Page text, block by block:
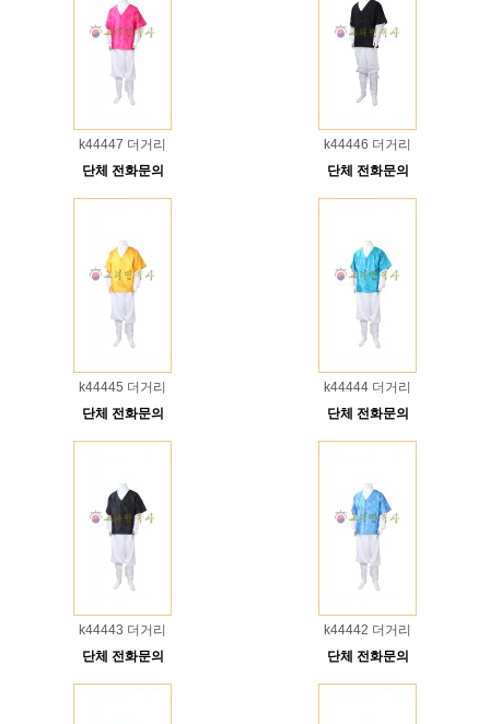
k44447 더거리
단체 전화문의
k44446 더거리
단체 전화문의
k44445 더거리
단체 전화문의
k44444 더거리
단체 전화문의
k44443 더거리
단체 전화문의
k44442 더거리
단체 전화문의